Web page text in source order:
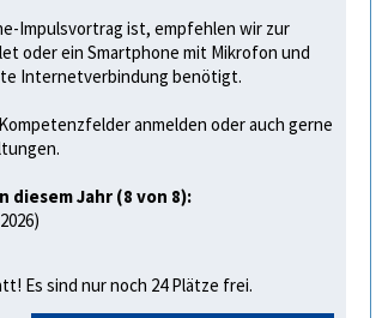
Impulsvortrag ist, empfehlen wir zur
oder ein Smartphone mit Mikrofon und
Internetverbindung benötigt.
anmelden oder auch gerne
Jahr (8 von 8):
Es sind nur noch 24 Plätze frei.